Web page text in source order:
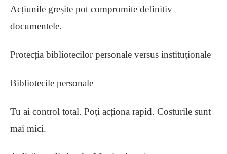
Acțiunile greșite pot compromite definitiv
documentele.
Protecția bibliotecilor personale versus instituționale
Bibliotecile personale
Tu ai control total. Poți acționa rapid. Costurile sunt
mai mici.